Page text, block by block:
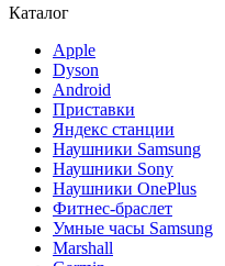
Каталог
Apple
Dyson
Android
Приставки
Яндекс станции
Наушники Samsung
Наушники Sony
Наушники OnePlus
Фитнес-браслет
Умные часы Samsung
Marshall